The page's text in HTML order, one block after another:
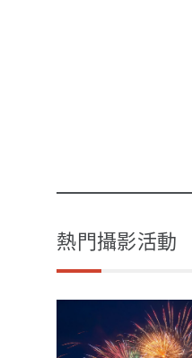
熱門攝影活動